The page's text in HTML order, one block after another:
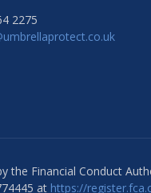
2275
the Financial Conduct
at https://